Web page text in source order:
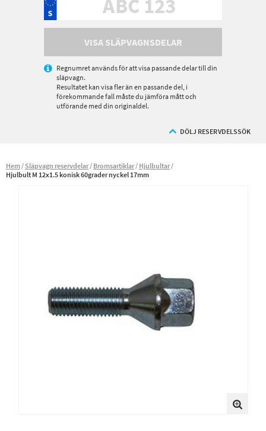
VISA SLÄPVAGNSDELAR
Regnumret används för att visa passande delar till din
släpvagn.
Resultatet kan visa fler än en passande del, i
förekommande fall måste du jämföra mått och
utförande med din originaldel.
DÖLJ RESERVDELSSÖK
Hem Släpvagn reservdelar Bromsartiklar Hjulbultar
Hjulbult M 12x1.5 konisk 60grader nyckel 17mm